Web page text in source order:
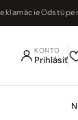
KONTO
Prihlásiť